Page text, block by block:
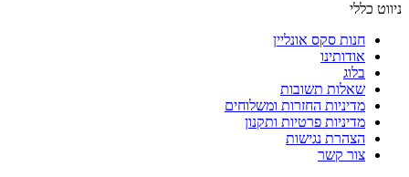
ניווט כללי
חנות סקס אונליין
אודותינו
בלוג
שאלות תשובות
מדיניות החזרות ומשלוחים
מדיניות פרטיות ותקנון
הצהרת נגישות
צור קשר